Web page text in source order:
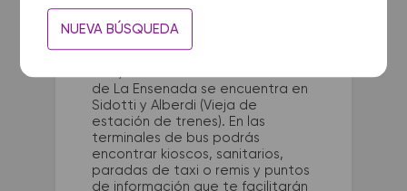
NUEVA BÚSQUEDA
La terminal de ómnibus de Mar
de La Ensenada se encuentra en
Sidotti y Alberdi (Vieja de
estación de trenes). En las
terminales de bus podrás
encontrar kioscos, sanitarios,
paradas de taxi o remis y puntos
de información que te facilitarán